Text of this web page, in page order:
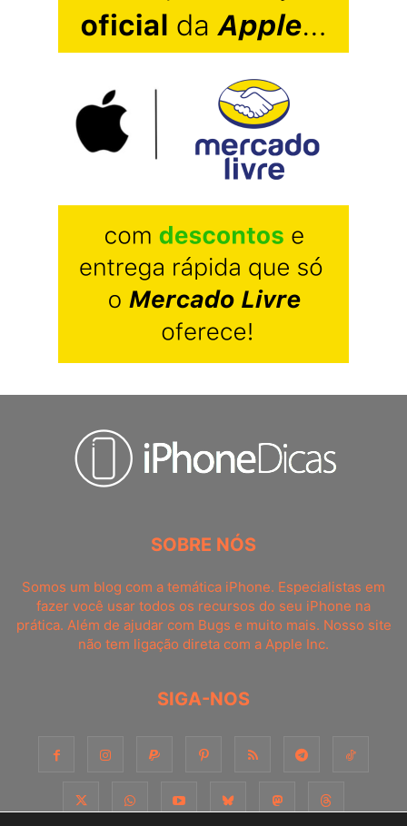
SOBRE NÓS
Somos um blog com a temática iPhone. Especialistas em
fazer você usar todos os recursos do seu iPhone na
prática. Além de ajudar com Bugs e muito mais. Nosso site
não tem ligação direta com a Apple Inc.
SIGA-NOS